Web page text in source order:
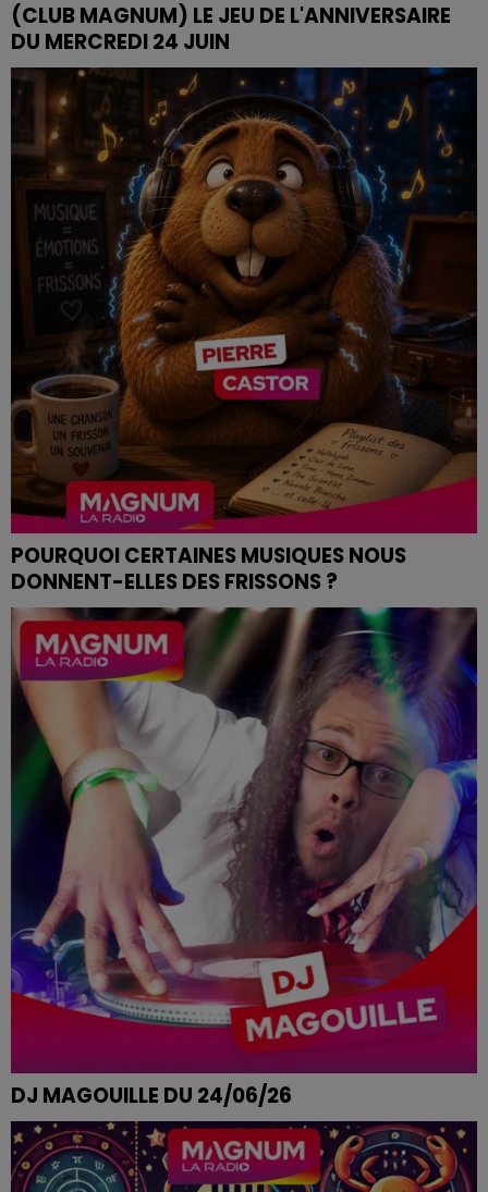
(CLUB MAGNUM) LE JEU DE L'ANNIVERSAIRE
DU MERCREDI 24 JUIN
Retrouvez le Jeu de l'Anniversaire chaque matin à
09h35 dans Club Magnum
POURQUOI CERTAINES MUSIQUES NOUS
DONNENT-ELLES DES FRISSONS ?
Pierre CASTOR 24.06.2026
DJ MAGOUILLE DU 24/06/26
AVEC SEBASTIEN DE VIGNEULLES